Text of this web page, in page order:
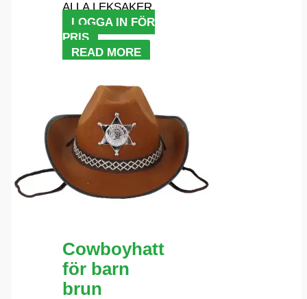
ALLA LEKSAKER
LOGGA IN FÖR
PRIS
READ MORE
Cowboyhatt
för barn
brun